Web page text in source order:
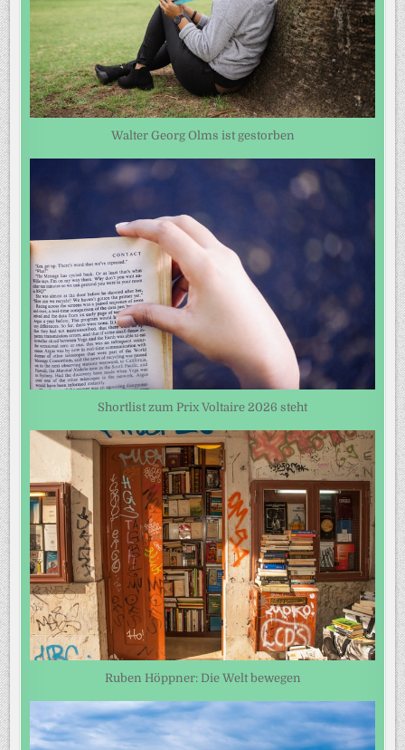
Walter Georg Olms ist gestorben
Shortlist zum Prix Voltaire 2026 steht
Ruben Höppner: Die Welt bewegen